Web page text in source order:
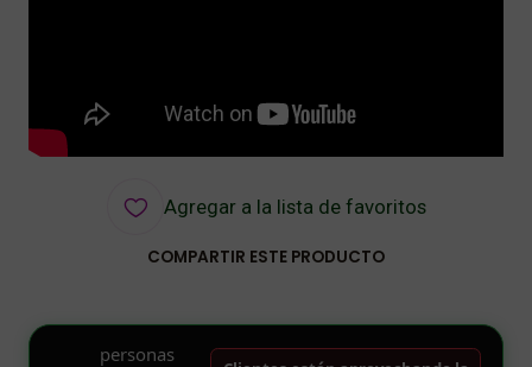
Agregar a la lista de favoritos
COMPARTIR ESTE PRODUCTO